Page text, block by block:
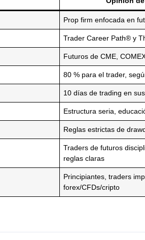
Prop firm enfocada en
Trader Career Path® y
Futuros de CME,
80 % para el trader,
10 días de trading en
Estructura seria,
Reglas estrictas de
Traders de futuros
reglas claras
Principiantes, traders
forex/CFDs/cripto